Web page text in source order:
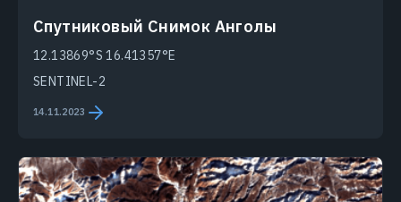
Спутниковый Снимок Анголы
12.13869°S 16.41357°E
SENTINEL-2
14.11.2023